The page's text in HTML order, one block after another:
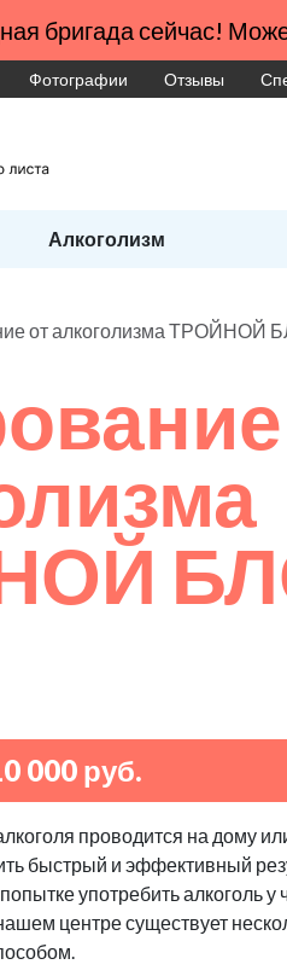
бригада сейчас!
Фотографии Отзывы
Алкоголизм
от алкоголизма ТРОЙНОЙ
000 руб.
проводится на дому
быстрый и эффективный
употребить алкоголь у
центре существует